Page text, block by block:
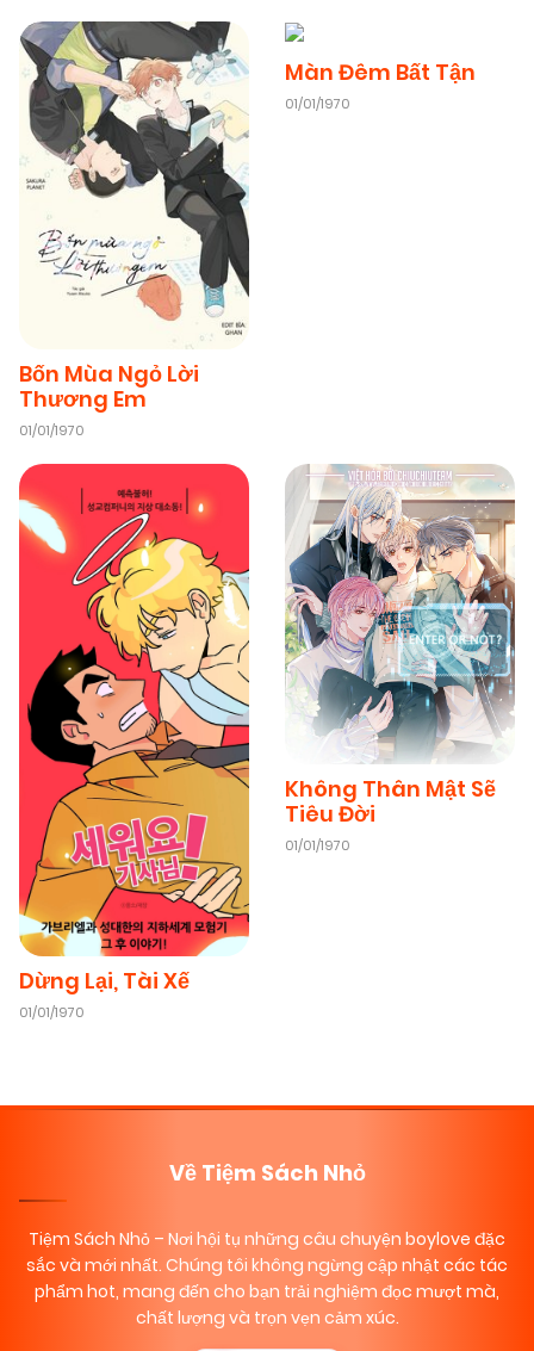
Bốn Mùa Ngỏ Lời
Thương Em
01/01/1970
Màn Đêm Bất Tận
01/01/1970
Dừng Lại, Tài Xế
01/01/1970
Không Thân Mật Sẽ
Tiêu Đời
01/01/1970
Về Tiệm Sách Nhỏ
Tiệm Sách Nhỏ – Nơi hội tụ những câu chuyện boylove đặc
sắc và mới nhất. Chúng tôi không ngừng cập nhật các tác
phẩm hot, mang đến cho bạn trải nghiệm đọc mượt mà,
chất lượng và trọn vẹn cảm xúc.